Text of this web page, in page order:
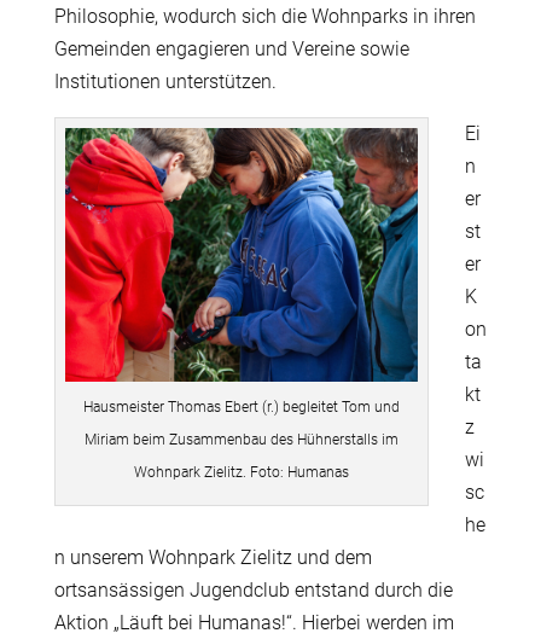
Philosophie, wodurch sich die Wohnparks in ihren
Gemeinden engagieren und Vereine sowie
Institutionen unterstützen.
Hausmeister Thomas Ebert (r.) begleitet Tom und
Miriam beim Zusammenbau des Hühnerstalls im
Wohnpark Zielitz. Foto: Humanas
Ei
n
er
st
er
K
on
ta
kt
z
wi
sc
he
n unserem Wohnpark Zielitz und dem
ortsansässigen Jugendclub entstand durch die
Aktion „Läuft bei Humanas!“. Hierbei werden im